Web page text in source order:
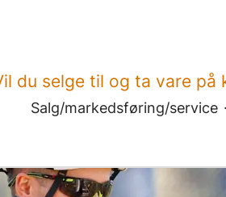
du selge til og ta vare på
Salg/markedsføring/service ·